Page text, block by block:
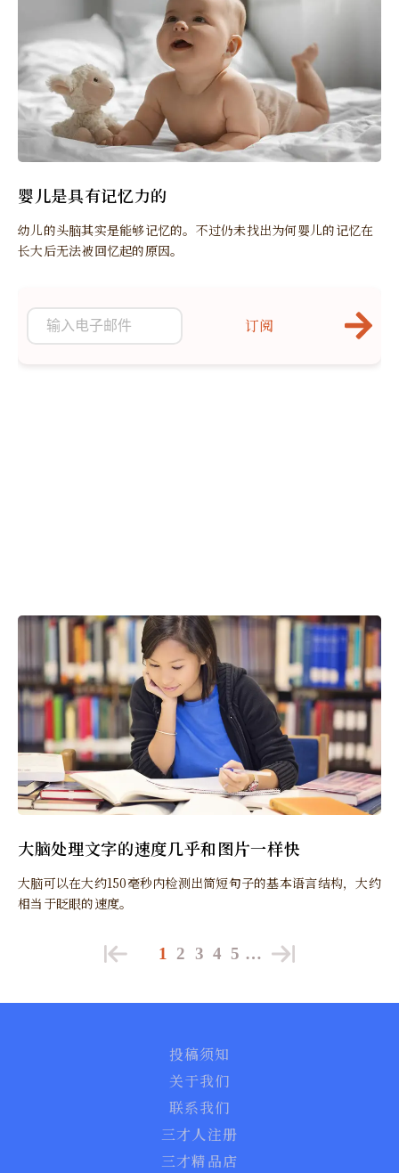
婴儿是具有记忆力的
幼儿的头脑其实是能够记忆的。不过仍未找出为何婴儿的记忆在
长大后无法被回忆起的原因。
大脑处理文字的速度几乎和图片一样快
大脑可以在大约150毫秒内检测出简短句子的基本语言结构，大约
相当于眨眼的速度。
订阅
1 2 3 4 5 …
投稿须知
关于我们
联系我们
三才人注册
三才精品店